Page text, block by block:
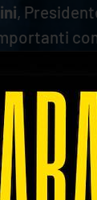
,
per
Rana
questa